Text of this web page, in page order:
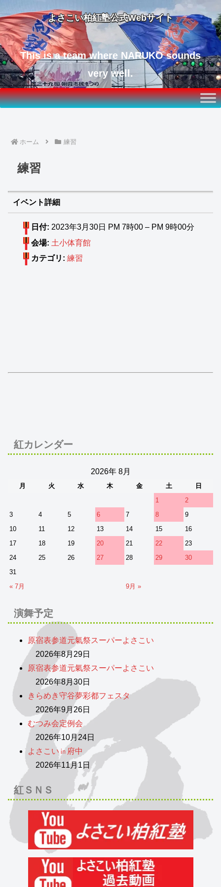
よさこい柏紅塾公式Webサイト
This is a team where NARUKO sounds
very well.
ホーム 練習
練習
イベント詳細
日付: 2023年3月30日 PM 7時00 – PM 9時00分
会場: 土小体育館
カテゴリ: 練習
紅カレンダー
2026年 8月
月 火 水 木 金 土
日
1
2
3
4 5 6 7 8
9
10
11 12 13 14 15
16
17
18 19 20 21 22
23
24
25 26 27 28 29
30
31
« 7月
9月 »
演舞予定
原宿表参道元氣祭スーパーよさこい
2026年8月29日
原宿表参道元氣祭スーパーよさこい
2026年8月30日
きらめき守谷夢彩都フェスタ
2026年9月26日
むつみ会定例会
2026年10月24日
よさこい㏌府中
2026年11月1日
紅ＳＮＳ